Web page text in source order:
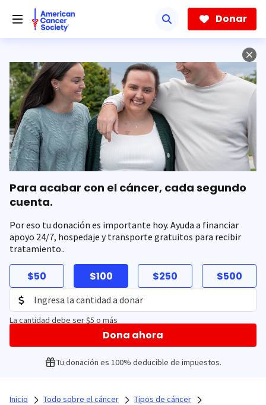
hacia
contenido
Donar
Para acabar con el cáncer, cada segundo
cuenta.
Por eso tu donación es importante hoy. Ayuda a financiar
apoyo 24/7, hospedaje y transporte gratuitos para recibir
tratamiento..
$50 $100 $250 $500
La cantidad debe ser $5 o más
Dona ahora
Tu donación es 100% deducible de impuestos.
Inicio Todo sobre el cáncer
Tipos de cáncer